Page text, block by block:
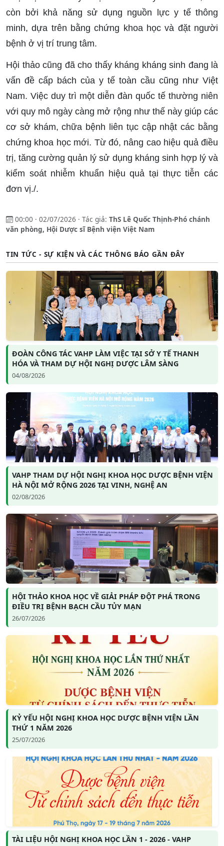
còn bởi khả năng sử dụng nguồn lực y tế thông
minh, dựa trên bằng chứng khoa học và đặt người
bệnh ở vị trí trung tâm.
Hội thảo cũng đã cho thấy kháng kháng sinh đang là
vấn đề cấp bách của y tế toàn cầu cũng như Việt
Nam. Việc duy trì một diễn đàn quốc tế thường niên
với quy mô ngày càng mở rộng như thế này giúp các
cơ sở khám, chữa bệnh liên tục cập nhật các bằng
chứng khoa học mới. Từ đó, nâng cao hiệu quả điều
trị, tăng cường quản lý sử dụng kháng sinh hợp lý và
kiểm soát nhiễm khuẩn hiệu quả tại thực tiễn các
đơn vị./.
00:00 · 02/07/2026 · Tác giả: ThS Lê Quốc Thịnh-Phó chánh
văn phòng, Hội Dược sĩ Bệnh viện Việt Nam
TIN TỨC - SỰ KIỆN VÀ CÁC THÔNG BÁO GẦN ĐÂY
ĐOÀN CÔNG TÁC VAHP LÀM VIỆC TẠI SỞ Y TẾ THANH
HÓA VÀ THAM DỰ HỘI NGHỊ DƯỢC LÂM SÀNG
04/08/2026
VAHP THAM DỰ HỘI NGHỊ KHOA HỌC DƯỢC BỆNH VIỆN
HÀ NỘI MỞ RỘNG 2026 TẠI VINH, NGHỆ AN
02/08/2026
HỘI THẢO KHOA HỌC VỀ GIẢI PHÁP ĐỘT PHÁ TRONG
ĐIỀU TRỊ BỆNH BẠCH CẦU TỦY MẠN
26/07/2026
KỶ YẾU HỘI NGHỊ KHOA HỌC DƯỢC BỆNH VIỆN LẦN
THỨ 1 NĂM 2026
25/07/2026
TÀI LIỆU HỘI NGHỊ KHOA HỌC LẦN 1 - 2026 - VAHP